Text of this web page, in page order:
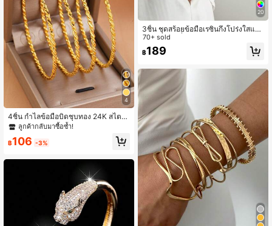
4
4ชิ้น กำไลข้อมือบิดชุบทอง 24K สไตล์
วินเทจ สำหรับผู้หญิง เหมาะสำหรับวันห
ยุด ของขวัญ ปาร์ตี้ และสวมใส่ในชีวิตป
ระจำวัน
ลูกค้ากลับมาซื้อซ้ำ!
฿106 -3%
20
3ชิ้น ชุดสร้อยข้อมือเรซิ่นกึ่งโปร่งใสแบ
บอสมมาตรที่เกินจริงสำหรับผู้หญิง, อเน
กประสงค์
70+ sold
฿189